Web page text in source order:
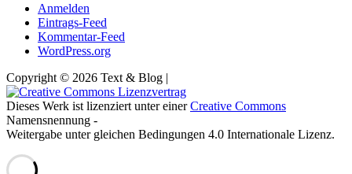
Anmelden
Eintrags-Feed
Kommentar-Feed
WordPress.org
Copyright © 2026 Text & Blog |
Dieses Werk ist lizenziert unter einerCreative Commons
Namensnennung -
Weitergabe unter gleichen Bedingungen 4.0 Internationale Lizenz.